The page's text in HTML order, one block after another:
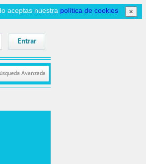
×
aceptas nuestra política de cookies
Avanzada